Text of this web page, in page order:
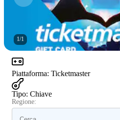
1/1
Piattaforma: Ticketmaster
Tipo: Chiave
Regione: